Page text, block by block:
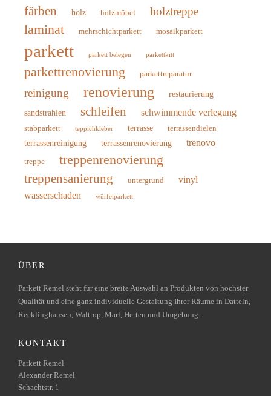
färben
holz holzmöbel holztreppe
laminat mehrschichtparkett mosaikparkett
parkett parkett belegen parkettkitt
parkettrenovierung parkettreparatur
reinigung renovierung
restaurierung
sandstrahlen
schleifen schwimmende verlegung
stabparkett teppichkleber terrasse terrassendielen
terrassenreinigung terrassenrenovierung trenovo
treppe treppenrenovierung
treppensanierung untergrund
vinyl
wasserschaden
würfelparkett
ÜBER
Parkett Remel steht für eine breite Auswahl an Produkten von höchster
Qualität und eine ganz individuelle Gestaltung Ihrer Räume in Datteln,
Recklinghausen, Waltrop, Marl, Herten und Umgebung.
KONTAKT
Parkett Remel
Alexander Remel
Schachtstr. 1